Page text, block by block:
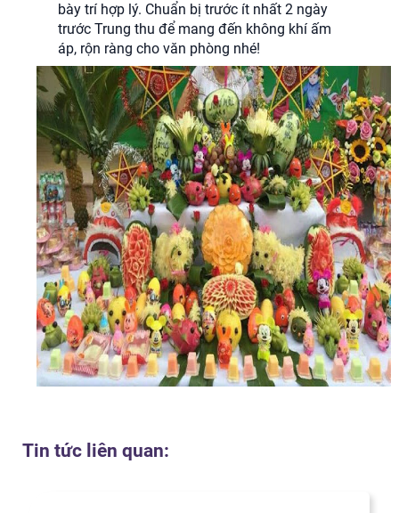
bày trí hợp lý. Chuẩn bị trước ít nhất 2 ngày
trước Trung thu để mang đến không khí ấm
áp, rộn ràng cho văn phòng nhé!
Tin tức liên quan: